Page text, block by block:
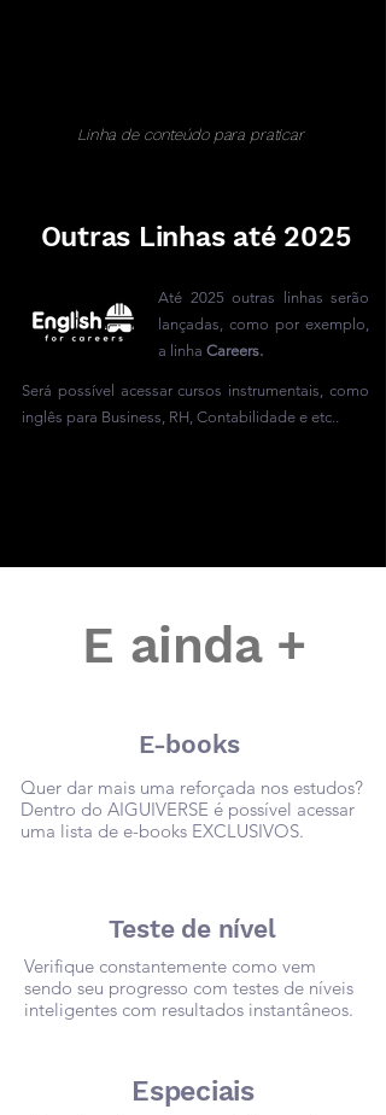
Linha de conteúdo para praticar
Outras Linhas até 2025
Até 2025 outras linhas serão
lançadas, como por exemplo,
a linha Careers.
Será possível acessar cursos instrumentais, como
inglês para Business, RH, Contabilidade e etc..
E ainda +
E-books
Quer dar mais uma reforçada nos estudos?
Dentro do AIGUIVERSE é possível acessar
uma lista de e-books EXCLUSIVOS.
Teste de nível
Verifique constantemente como vem
sendo seu progresso com testes de níveis
inteligentes com resultados instantâneos.
Especiais